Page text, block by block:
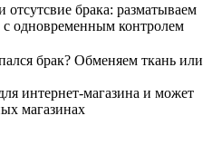
брака: разматываем
одновременным контролем
брак? Обменяем ткань или
интернет-магазина и может
магазинах